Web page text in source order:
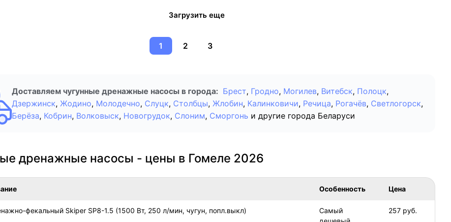
Загрузить еще
1 2 3
Доставляем чугунные дренажные насосы в города: Брест, Гродно, Могилев, Витебск, Полоцк,
Дзержинск, Жодино, Молодечно, Слуцк, Столбцы, Жлобин, Калинковичи, Речица, Рогачёв, Светлогорск,
Берёза, Кобрин, Волковыск, Новогрудок, Слоним, Сморгонь и другие города Беларуси
дренажные насосы - цены в Гомеле 2026
Особенность Цена
фекальный Skiper SP8-1.5 (1500 Вт, 250 л/мин, чугун, попл.выкл)
Самый
257 руб.